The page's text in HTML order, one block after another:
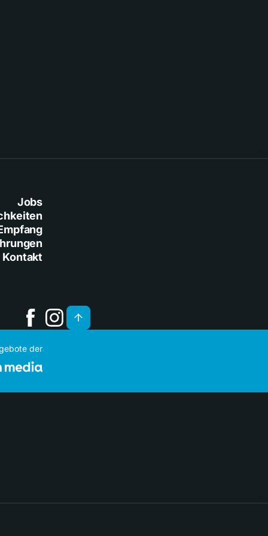
Jobs
Kontakt
der